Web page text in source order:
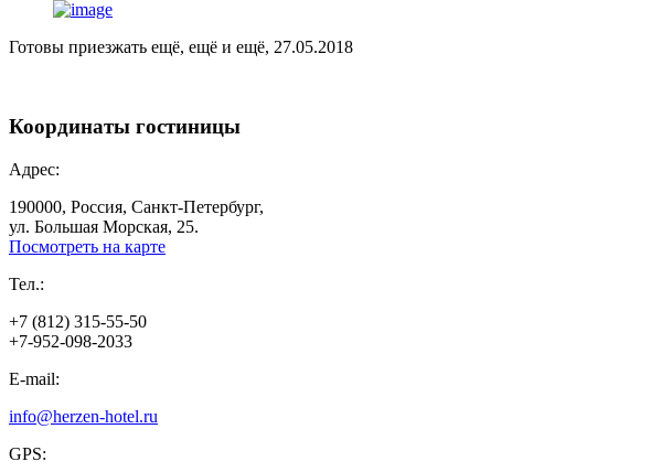
Готовы приезжать ещё, ещё и ещё, 27.05.2018
Координаты гостиницы
Адрес:
190000, Россия, Санкт-Петербург,
ул. Большая Морская, 25.
Посмотреть на карте
Тел.:
+7 (812) 315-55-50
+7-952-098-2033
E-mail:
info@herzen-hotel.ru
GPS: